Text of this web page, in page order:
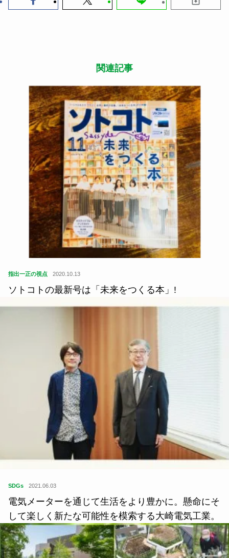
関連記事
指出一正の視点 2020.10.13
ソトコトの最新号は「未来をつくる本」!
SDGs 2021.06.03
電気メーターを通じて生活をより豊かに。懸命にそ
して楽しく新たな可能性を模索する大崎電気工業。